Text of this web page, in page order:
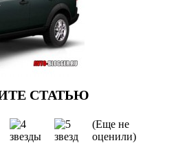
(Еще не
оценили)